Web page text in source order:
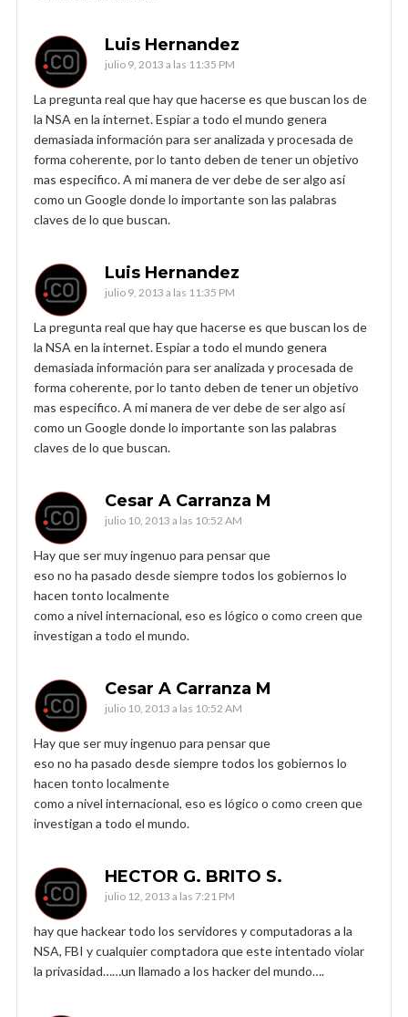
Luis Hernandez
julio 9, 2013 a las 11:35 PM
La pregunta real que hay que hacerse es que buscan los de
la NSA en la internet. Espiar a todo el mundo genera
demasiada información para ser analizada y procesada de
forma coherente, por lo tanto deben de tener un objetivo
mas especifico. A mi manera de ver debe de ser algo así
como un Google donde lo importante son las palabras
claves de lo que buscan.
Luis Hernandez
julio 9, 2013 a las 11:35 PM
La pregunta real que hay que hacerse es que buscan los de
la NSA en la internet. Espiar a todo el mundo genera
demasiada información para ser analizada y procesada de
forma coherente, por lo tanto deben de tener un objetivo
mas especifico. A mi manera de ver debe de ser algo así
como un Google donde lo importante son las palabras
claves de lo que buscan.
Cesar A Carranza M
julio 10, 2013 a las 10:52 AM
Hay que ser muy ingenuo para pensar que
eso no ha pasado desde siempre todos los gobiernos lo
hacen tonto localmente
como a nivel internacional, eso es lógico o como creen que
investigan a todo el mundo.
Cesar A Carranza M
julio 10, 2013 a las 10:52 AM
Hay que ser muy ingenuo para pensar que
eso no ha pasado desde siempre todos los gobiernos lo
hacen tonto localmente
como a nivel internacional, eso es lógico o como creen que
investigan a todo el mundo.
HECTOR G. BRITO S.
julio 12, 2013 a las 7:21 PM
hay que hackear todo los servidores y computadoras a la
NSA, FBI y cualquier comptadora que este intentado violar
la privasidad……un llamado a los hacker del mundo….